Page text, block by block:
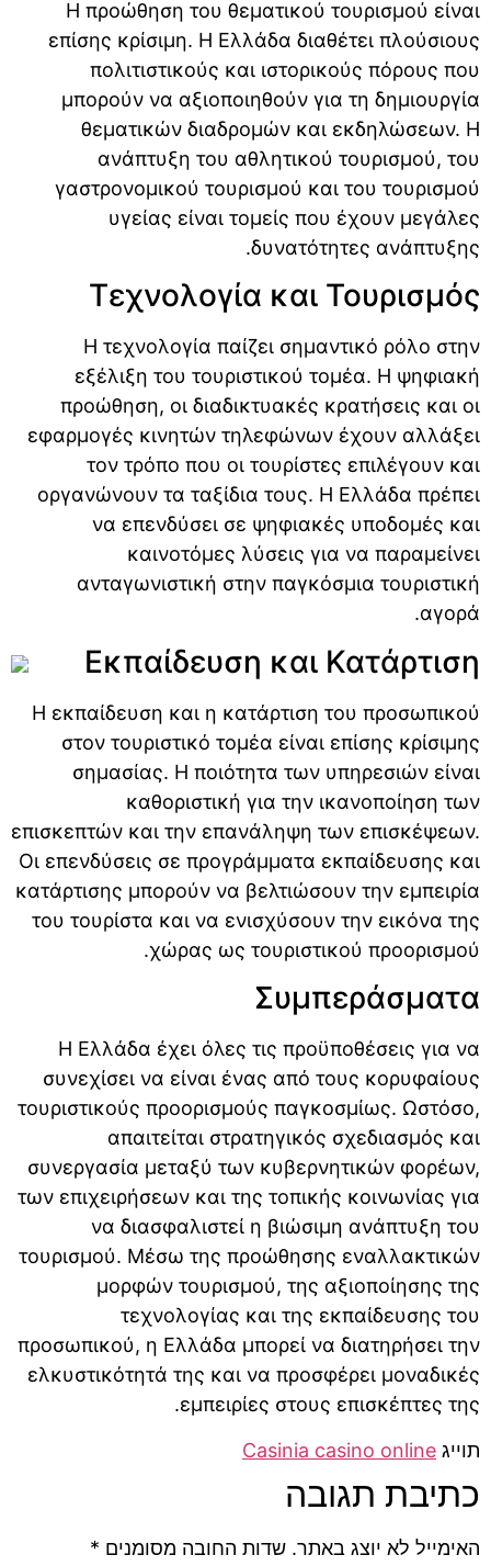
Η προώθηση του θεματικού τουρισμού είναι
επίσης κρίσιμη. Η Ελλάδα διαθέτει πλούσιους
πολιτιστικούς και ιστορικούς πόρους που
μπορούν να αξιοποιηθούν για τη δημιουργία
θεματικών διαδρομών και εκδηλώσεων. Η
ανάπτυξη του αθλητικού τουρισμού, του
γαστρονομικού τουρισμού και του τουρισμού
υγείας είναι τομείς που έχουν μεγάλες
δυνατότητες ανάπτυξης.
Τεχνολογία και Τουρισμός
Η τεχνολογία παίζει σημαντικό ρόλο στην
εξέλιξη του τουριστικού τομέα. Η ψηφιακή
προώθηση, οι διαδικτυακές κρατήσεις και οι
εφαρμογές κινητών τηλεφώνων έχουν αλλάξει
τον τρόπο που οι τουρίστες επιλέγουν και
οργανώνουν τα ταξίδια τους. Η Ελλάδα πρέπει
να επενδύσει σε ψηφιακές υποδομές και
καινοτόμες λύσεις για να παραμείνει
ανταγωνιστική στην παγκόσμια τουριστική
αγορά.
Εκπαίδευση και Κατάρτιση
Η εκπαίδευση και η κατάρτιση του προσωπικού
στον τουριστικό τομέα είναι επίσης κρίσιμης
σημασίας. Η ποιότητα των υπηρεσιών είναι
καθοριστική για την ικανοποίηση των
επισκεπτών και την επανάληψη των επισκέψεων.
Οι επενδύσεις σε προγράμματα εκπαίδευσης και
κατάρτισης μπορούν να βελτιώσουν την εμπειρία
του τουρίστα και να ενισχύσουν την εικόνα της
χώρας ως τουριστικού προορισμού.
Συμπεράσματα
Η Ελλάδα έχει όλες τις προϋποθέσεις για να
συνεχίσει να είναι ένας από τους κορυφαίους
τουριστικούς προορισμούς παγκοσμίως. Ωστόσο,
απαιτείται στρατηγικός σχεδιασμός και
συνεργασία μεταξύ των κυβερνητικών φορέων,
των επιχειρήσεων και της τοπικής κοινωνίας για
να διασφαλιστεί η βιώσιμη ανάπτυξη του
τουρισμού. Μέσω της προώθησης εναλλακτικών
μορφών τουρισμού, της αξιοποίησης της
τεχνολογίας και της εκπαίδευσης του
προσωπικού, η Ελλάδα μπορεί να διατηρήσει την
ελκυστικότητά της και να προσφέρει μοναδικές
εμπειρίες στους επισκέπτες της.
תוייג Casinia casino online
כתיבת תגובה
האימייל לא יוצג באתר. שדות החובה מסומנים *